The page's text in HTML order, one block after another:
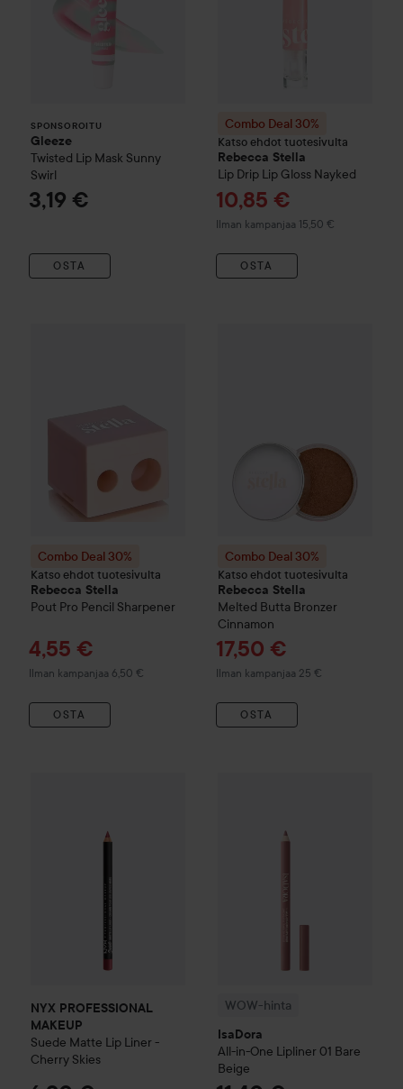
SPONSOROITU
Gleeze
Twisted Lip Mask Sunny
Swirl
3,19 €
OSTA
Combo Deal 30%
Katso ehdot tuotesivulta
Rebecca Stella
Lip Drip Lip Gloss Nayked
Tarjoushinta
10,85 €
Ilman kampanjaa 15,50 €
OSTA
Combo Deal 30%
Katso ehdot tuotesivulta
Rebecca Stella
Pout Pro Pencil Sharpener
Tarjoushinta
4,55 €
Ilman kampanjaa 6,50 €
OSTA
Combo Deal 30%
Katso ehdot tuotesivulta
Rebecca Stella
Melted Butta Bronzer
Cinnamon
Tarjoushinta
17,50 €
Ilman kampanjaa 25 €
OSTA
NYX PROFESSIONAL
MAKEUP
Suede Matte Lip Liner -
Cherry Skies
WOW-hinta
IsaDora
All-in-One Lipliner 01 Bare
Beige